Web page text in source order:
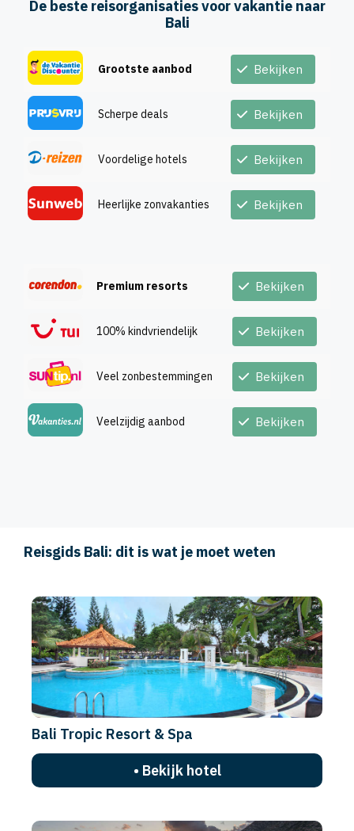
De beste reisorganisaties voor vakantie naar
Bali
Grootste aanbod Bekijken
Scherpe deals Bekijken
Voordelige hotels Bekijken
Heerlijke zonvakanties Bekijken
Premium resorts Bekijken
100% kindvriendelijk Bekijken
Veel zonbestemmingen Bekijken
Veelzijdig aanbod Bekijken
Reisgids Bali: dit is wat je moet weten
Bali Tropic Resort & Spa
• Bekijk hotel